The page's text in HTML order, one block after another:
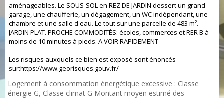
aménageables. Le SOUS-SOL en REZ DE JARDIN dessert un grand
garage, une chaufferie, un dégagement, un WC indépendant, une
chambre et une salle d'eau. Le tout sur une parcelle de 483 m².
JARDIN PLAT. PROCHE COMMODITÉS: écoles, commerces et RER B à
moins de 10 minutes à pieds. A VOIR RAPIDEMENT
Les risques auxquels ce bien est exposé sont énoncés
sur:https://www.georisques.gouv.fr/
Logement à consommation énergétique excessive : Classe
énergie G, Classe climat G Montant moyen estimé des